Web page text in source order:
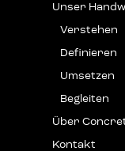
Unser
Ver­ste­hen
Defi­nie­ren
Umset­zen
Beglei­ten
Über
Kon­takt